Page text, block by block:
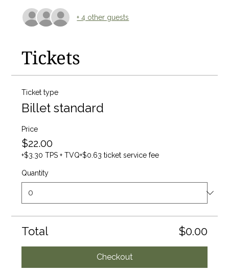
+ 4 other guests
Tickets
Ticket type
Billet standard
Price
$22.00
+$3.30 TPS + TVQ+$0.63 ticket service fee
Quantity
Total $0.00
Checkout